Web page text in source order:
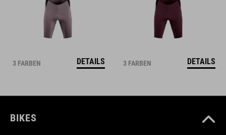
3 FARBEN DETAILS 3 FARBEN DETAILS
BIKES